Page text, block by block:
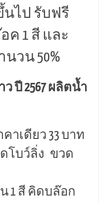
นไป รับฟรี
1 สี และ
วน 50%
ปี 2567 ผลิตน้ำ
าเดียว 33 บาท
ดโบว์ลิ่ง ขวด
1 สี คิดบล๊อก